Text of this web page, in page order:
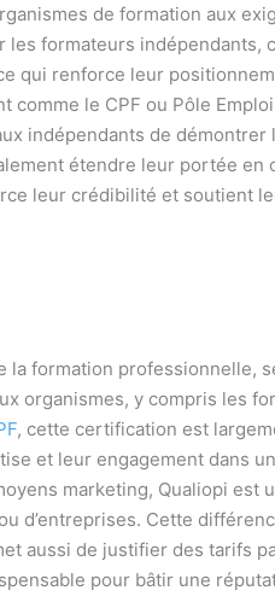
de formation aux
les formateurs
qui renforce leur
comme le CPF ou Pôle
indépendants de
étendre leur portée
leur crédibilité et soutient
la formation professionnelle,
organismes, y compris les
, cette certification est
et leur engagement dans
marketing, Qualiopi
d’entreprises. Cette
aussi de justifier des tarifs
pour bâtir une